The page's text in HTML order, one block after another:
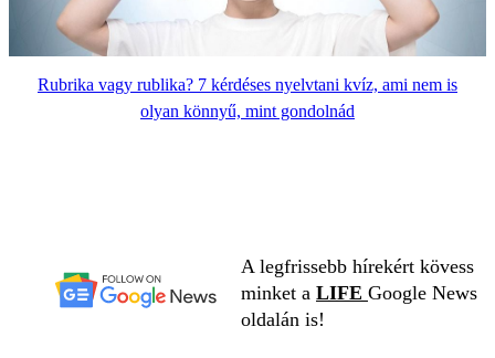
Rubrika vagy rublika? 7 kérdéses nyelvtani kvíz, ami nem is
olyan könnyű, mint gondolnád
A legfrissebb hírekért kövess
minket a LIFE Google News
oldalán is!